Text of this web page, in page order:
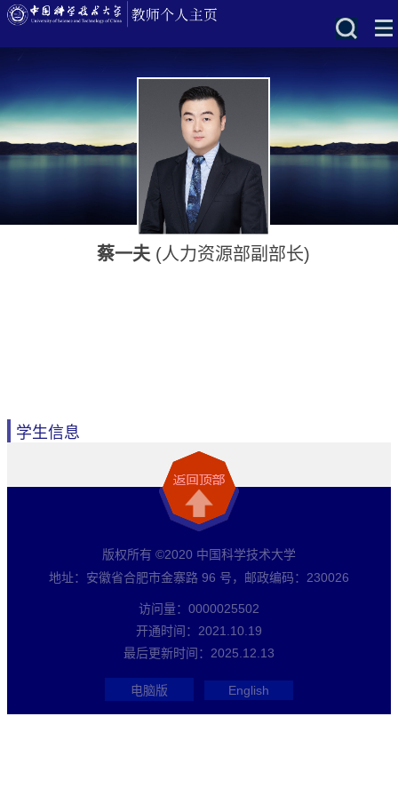
蔡一夫(人力资源部副部长)
学生信息
版权所有 ©2020 中国科学技术大学
地址：安徽省合肥市金寨路 96 号，邮政编码：230026
访问量： 0000025502
开通时间： 2021 10 19
最后更新时间： 2025 12 13
电脑版 English